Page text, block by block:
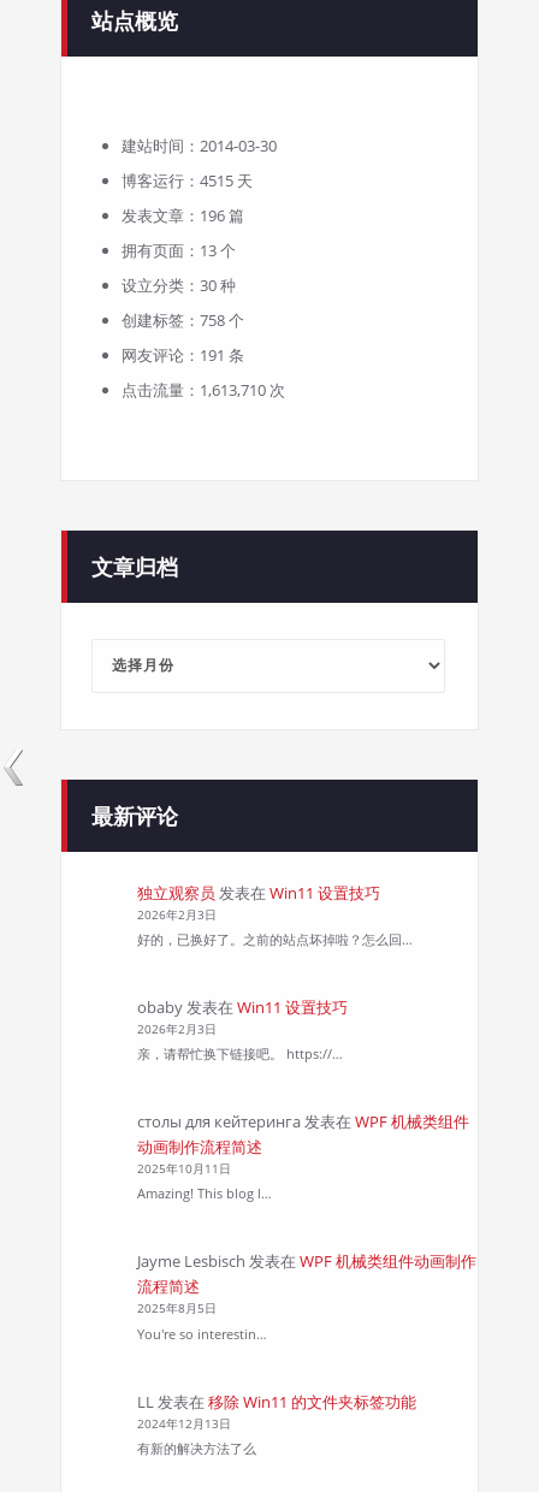
站点概览
建站时间：2014-03-30
博客运行：4515 天
发表文章：196 篇
拥有页面：13 个
设立分类：30 种
创建标签：758 个
网友评论：191 条
点击流量：1,613,710 次
文章归档
最新评论
独立观察员 发表在 Win11 设置技巧
2026年2月3日
好的，已换好了。之前的站点坏掉啦？怎么回…
obaby发表在 Win11 设置技巧
2026年2月3日
亲，请帮忙换下链接吧。 https://…
столы для кейтеринга发表在 WPF 机械类组件
动画制作流程简述
2025年10月11日
Amazing! This blog l…
Jayme Lesbisch 发表在 WPF 机械类组件动画制作
流程简述
2025年8月5日
You're so interestin…
LL发表在 移除 Win11 的文件夹标签功能
2024年12月13日
有新的解决方法了么